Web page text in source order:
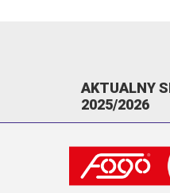
AKTUALNY
2025/2026
TERMINARZ
NAPOMNIENIA/